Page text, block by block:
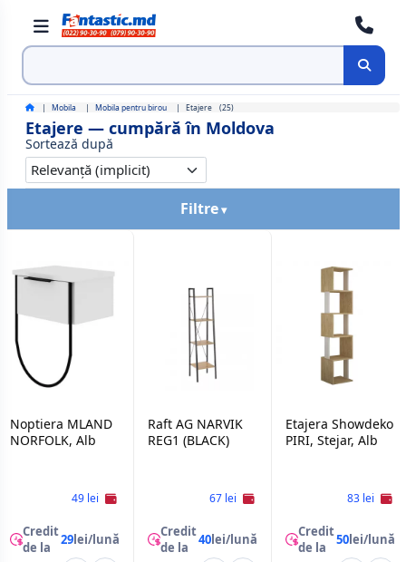
Cauta
Mobila Mobila pentru birou Etajere (25)
Etajere — cumpără în Moldova
Sortează după
Filtre
Noptiera MLAND
NORFOLK, Alb
49 lei
Credit
de la
29lei/lună
Raft AG NARVIK
REG1 (BLACK)
67 lei
Credit
de la
40lei/lună
Etajera Showdeko
PIRI, Stejar, Alb
83 lei
Credit
de la
50lei/lună